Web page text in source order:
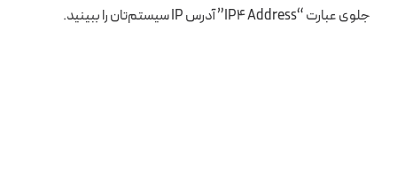
جلوی عبارت “IP4 Address” آدرس IP
سیستم‌تانرا ببینید.